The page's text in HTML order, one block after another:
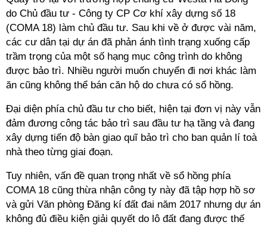
do Chủ đầu tư - Công ty CP Cơ khí xây dựng số 18
(COMA 18) làm chủ đầu tư. Sau khi về ở được vài năm,
các cư dân tại dự án đã phản ánh tình trạng xuống cấp
trầm trọng của một số hạng mục công trình do không
được bảo trì. Nhiều người muốn chuyển đi nơi khác làm
ăn cũng không thể bán căn hộ do chưa có sổ hồng.
Đại diện phía chủ đầu tư cho biết, hiện tại đơn vị này vẫn
đảm đương công tác bảo trì sau đầu tư hạ tầng và đang
xây dựng tiến độ bàn giao quĩ bảo trì cho ban quản lí toà
nhà theo từng giai đoạn.
Tuy nhiên, vấn đề quan trọng nhất về sổ hồng phía
COMA 18 cũng thừa nhận công ty này đã tập hợp hồ sơ
và gửi Văn phòng Đăng kí đất đai năm 2017 nhưng dự án
không đủ điều kiện giải quyết do lô đất đang được thế